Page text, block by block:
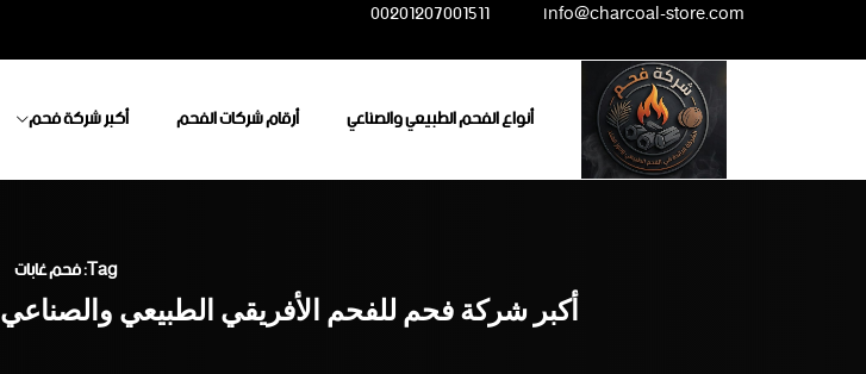
content
info@charcoal-store.com
00201207001511
أكبر شركة فحم أرقام شركات الفحم أنواع الفحم الطبيعي والصناعي
Tag: فحم غابات
أكبر شركة فحم للفحم الأفريقي الطبيعي والصناعي